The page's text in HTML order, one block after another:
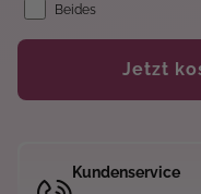
Beides
Jetzt
Kundenservice